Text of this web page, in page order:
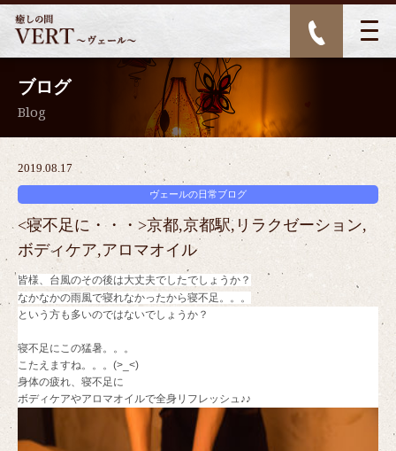
ブログ
Blog
2019.08.17
ヴェールの日常ブログ
<寝不足に・・・>京都,京都駅,リラクゼーション,
ボディケア,アロマオイル
皆様、台風のその後は大丈夫でしたでしょうか？
なかなかの雨風で寝れなかったから寝不足。。。
という方も多いのではないでしょうか？
寝不足にこの猛暑。。。
こたえますね。。。(>_<)
身体の疲れ、寝不足に
ボディケアやアロマオイルで全身リフレッシュ♪♪